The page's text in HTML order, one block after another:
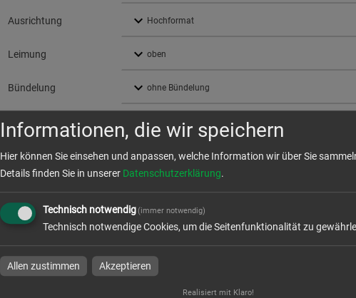
Ausrichtung
Leimung
Bündelung
Druckdaten überprüfen
Produktion und Versand
Produktionszeit
Informationen, die wir speichern
Hier können Sie einsehen und anpassen, welche Information wir über Sie
Details finden Sie in unserer Datenschutzerklärung.
Technisch notwendig(immer notwendig)
Technisch notwendige Cookies, um die Seitenfunktionalität zu
Allen zustimmen Akzeptieren
Realisiert mit Klaro!